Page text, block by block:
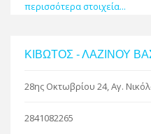
περισσότερα στοιχεία...
ΚΙΒΩΤΟΣ - ΛΑΖΙΝΟΥ
28ης Οκτωβρίου 24, Αγ.
2841082265